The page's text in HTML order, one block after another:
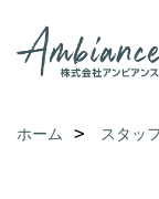
ホーム スタッ